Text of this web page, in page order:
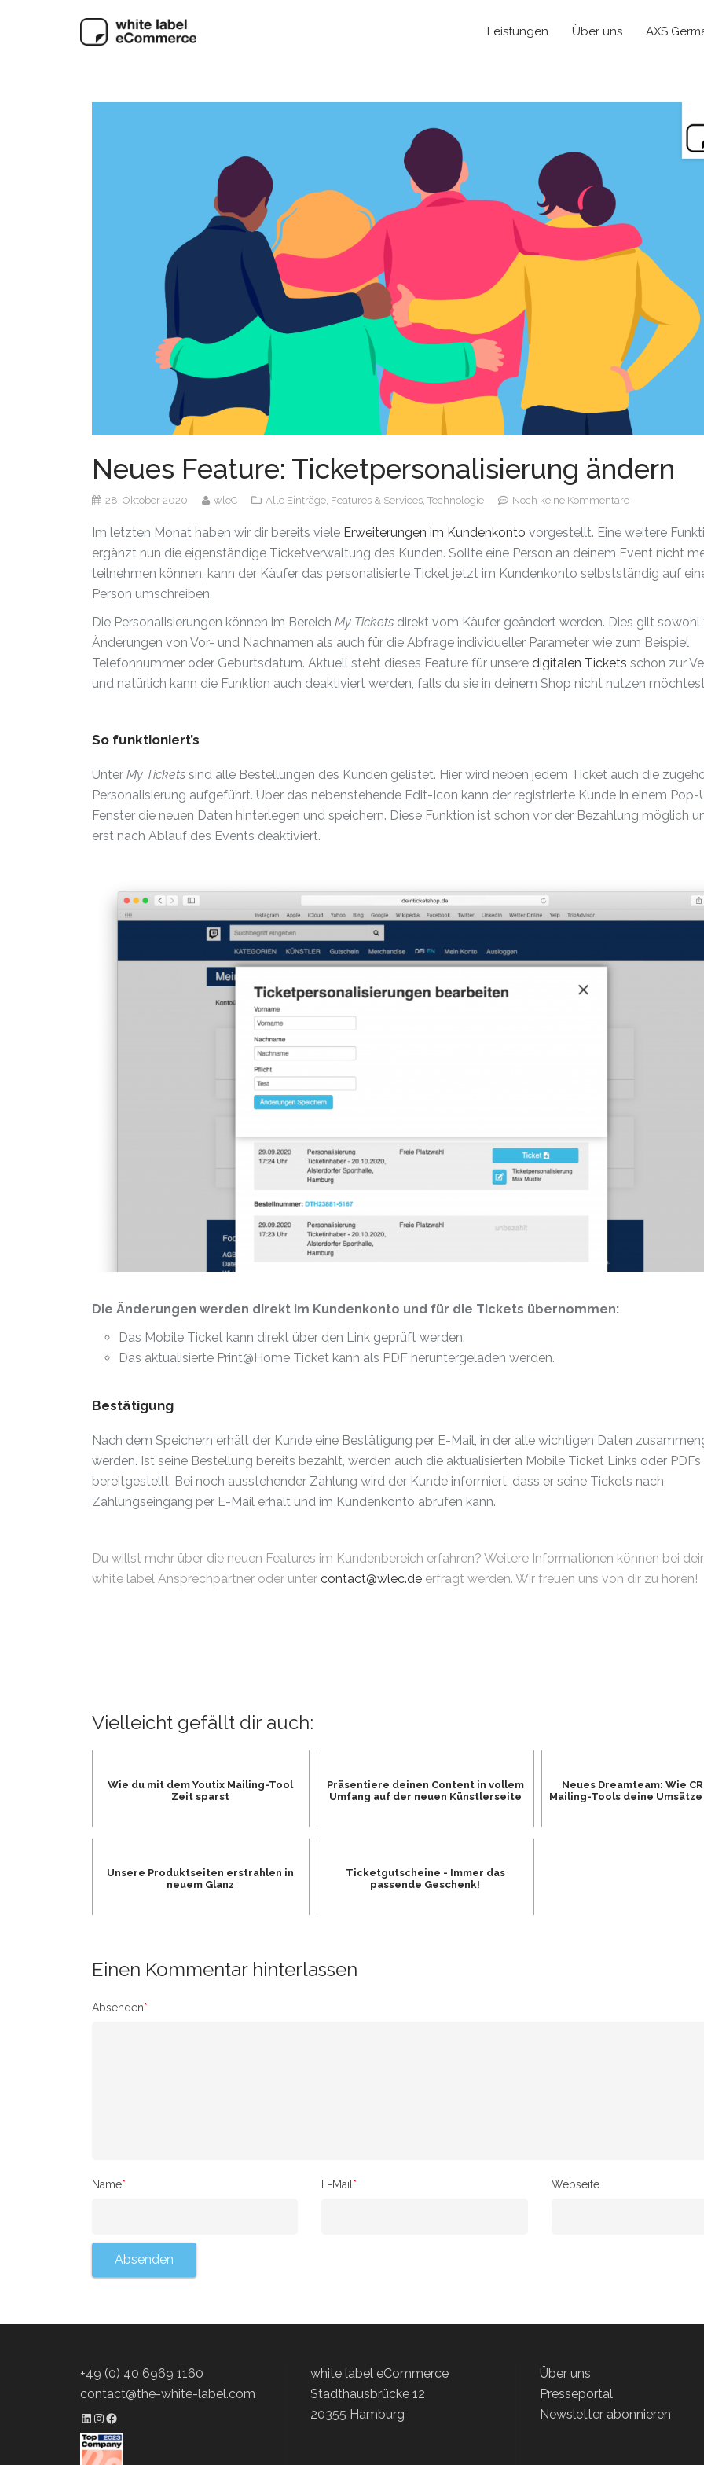
Leistungen Über uns AXS
Neues Feature: Ticketpersonalisierung ändern
28. Oktober 2020 wleC Alle Einträge, Features & Services, Technologie Noch keine Kommentare
Im letzten Monat haben wir dir bereits viele Erweiterungen im Kundenkonto vorgestellt. Eine weitere
ergänzt nun die eigenständige Ticketverwaltung des Kunden. Sollte eine Person an deinem Event nicht
teilnehmen können, kann der Käufer das personalisierte Ticket jetzt im Kundenkonto selbstständig auf
Person umschreiben.
Die Personalisierungen können im Bereich My Tickets direkt vom Käufer geändert werden. Dies gilt sowohl
Änderungen von Vor- und Nachnamen als auch für die Abfrage individueller Parameter wie zum Beispiel
Telefonnummer oder Geburtsdatum. Aktuell steht dieses Feature für unsere digitalen Tickets schon zur
und natürlich kann die Funktion auch deaktiviert werden, falls du sie in deinem Shop nicht nutzen
So funktioniert’s
Unter My Tickets sind alle Bestellungen des Kunden gelistet. Hier wird neben jedem Ticket auch die
Personalisierung aufgeführt. Über das nebenstehende Edit-Icon kann der registrierte Kunde in einem Pop-
Fenster die neuen Daten hinterlegen und speichern. Diese Funktion ist schon vor der Bezahlung möglich
erst nach Ablauf des Events deaktiviert.
Die Änderungen werden direkt im Kundenkonto und für die Tickets übernommen:
Das Mobile Ticket kann direkt über den Link geprüft werden.
Das aktualisierte Print@Home Ticket kann als PDF heruntergeladen werden.
Bestätigung
Nach dem Speichern erhält der Kunde eine Bestätigung per E-Mail, in der alle wichtigen Daten
werden. Ist seine Bestellung bereits bezahlt, werden auch die aktualisierten Mobile Ticket Links oder PDFs
bereitgestellt. Bei noch ausstehender Zahlung wird der Kunde informiert, dass er seine Tickets nach
Zahlungseingang per E-Mail erhält und im Kundenkonto abrufen kann.
Du willst mehr über die neuen Features im Kundenbereich erfahren? Weitere Informationen können bei
white label Ansprechpartner oder unter contact@wlec.de erfragt werden. Wir freuen uns von dir zu hören!
Vielleicht gefällt dir auch:
Wie du mit dem Youtix Mailing-Tool
Zeit sparst
Präsentiere deinen Content in vollem
Umfang auf der neuen Künstlerseite
Neues Dreamteam: Wie
Mailing-Tools deine
Unsere Produktseiten erstrahlen in
neuem Glanz
Ticketgutscheine - Immer das
passende Geschenk!
Einen Kommentar hinterlassen
Absenden*
Name* E-Mail* Webseite
+49 (0) 40 6969 1160
contact@the-white-label.com
LinkedIn Profil
Instagram Profil
Facebook Profil
white label eCommerce
Stadthausbrücke 12
20355 Hamburg
Über uns
Presseportal
Newsletter abonnieren